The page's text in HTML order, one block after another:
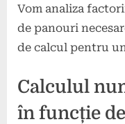
Vom analiza
de panouri
de calcul pentru
Calculul
în funcție